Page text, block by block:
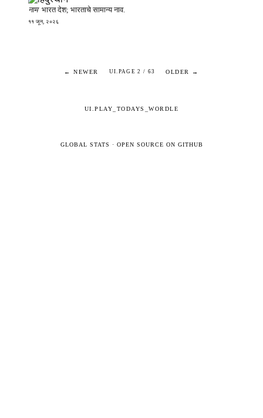
नाम भारत देश; भारताचे सामान्य नाव.
११ जून, २०२६
← NEWER UI.PAGE 2 / 63 OLDER →
UI.PLAY_TODAYS_WORDLE
GLOBAL STATS · OPEN SOURCE ON GITHUB